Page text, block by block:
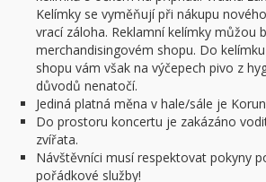
Kelímky se vyměňují při nákupu
vrací záloha. Reklamní kelímky můžou
merchandisingovém shopu. Do
shopu vám však na výčepech pivo z
důvodů nenatočí.
Jediná platná měna v hale/sále je
Do prostoru koncertu je zakázáno
zvířata.
Návštěvníci musí respektovat pokyny
pořádkové služby!